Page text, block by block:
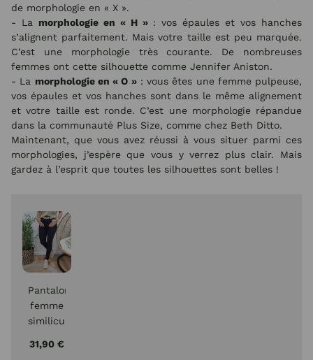
de morphologie en « X ».
- La morphologie en « H »: vos épaules et vos hanches
s’alignent parfaitement. Mais votre taille est peu marquée.
C’est une morphologie très courante. De nombreuses
femmes ont cette silhouette comme Jennifer Aniston.
- La morphologie en « O »: vous êtes une femme pulpeuse,
vos épaules et vos hanches sont dans le même alignement
et votre taille est ronde. C’est une morphologie répandue
dans la communauté Plus Size, comme chez Beth Ditto.
Maintenant, que vous avez réussi à vous situer parmi ces
morphologies, j’espère que vous y verrez plus clair. Mais
gardez à l’esprit que toutes les silhouettes sont belles !
Pantalon
femme
similicuir
slim
31,90 €